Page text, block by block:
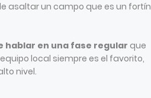
asaltar un campo que es un fortín
hablar en una fase regular que
local siempre es el favorito,
nivel.